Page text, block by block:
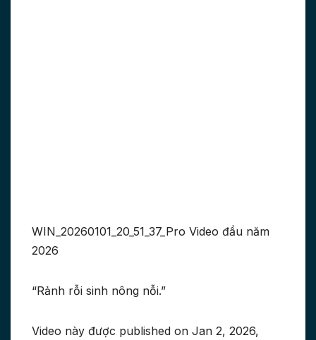
WIN_20260101_20_51_37_Pro Video đầu năm
2026
“Rảnh rỗi sinh nông nỗi.”
Video này được published on Jan 2, 2026,